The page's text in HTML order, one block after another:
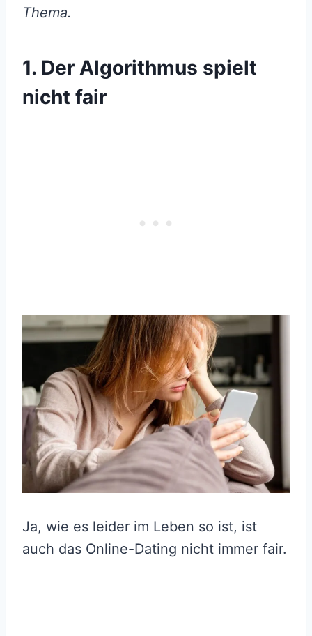
Thema.
1. Der Algorithmus spielt
nicht fair
Ja, wie es leider im Leben so ist, ist
auch das Online-Dating nicht immer fair.